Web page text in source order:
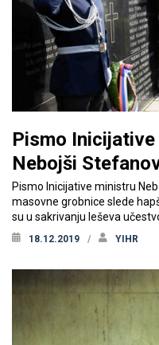
Pismo
Nebojši
Pismo Inicijative ministru
masovne grobnice slede
su u sakrivanju leševa
18.12.2019 YIHR